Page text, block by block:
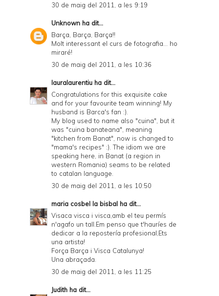
30 de maig del 2011, a les 9:19
Unknown ha dit...
Barça, Barça, Barça!!
Molt interessant el curs de fotografia... ho
miraré!
30 de maig del 2011, a les 10:36
lauralaurentiu ha dit...
Congratulations for this exquisite cake
and for your favourite team winning! My
husband is Barca's fan :).
My blog used to name also "cuina", but it
was "cuina banateana", meaning
"kitchen from Banat", now is changed to
"mama's recipes" :). The idiom we are
speaking here, in Banat (a region in
western Romania) seams to be related
to catalan language.
30 de maig del 2011, a les 10:50
maria cosbel la bisbal ha dit...
Visaca visca i visca,amb el teu permís
n'agafo un tall.Em penso que t'hauríes de
dedicar a la repostería profesional,Ets
una artista!
Força Barça i Visca Catalunya!
Una abraçada.
30 de maig del 2011, a les 11:25
Judith ha dit...